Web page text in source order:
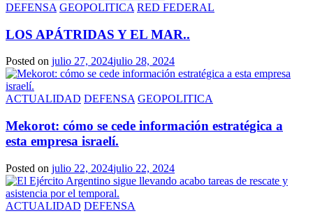
DEFENSA GEOPOLITICA RED FEDERAL
LOS APÁTRIDAS Y EL MAR..
Posted on julio 27, 2024julio 28, 2024
ACTUALIDAD DEFENSA GEOPOLITICA
Mekorot: cómo se cede información estratégica a
esta empresa israelí.
Posted on julio 22, 2024julio 22, 2024
ACTUALIDAD DEFENSA